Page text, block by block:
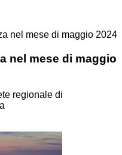
nel mese di maggio 2024
nel mese di maggio
regionale di